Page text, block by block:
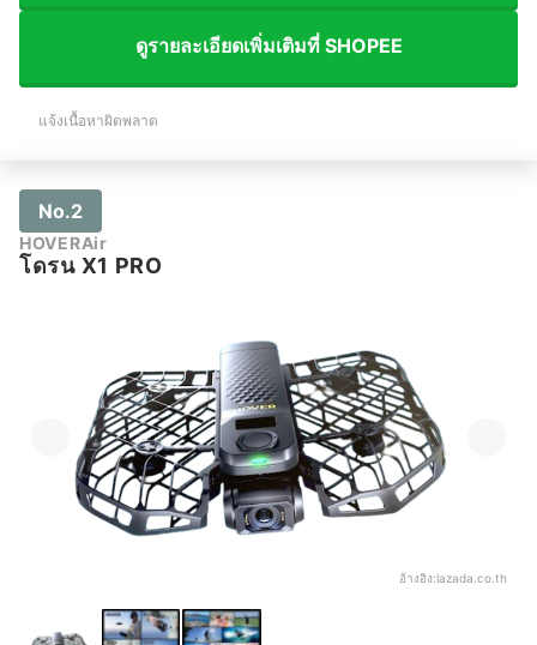
ดูรายละเอียดเพิ่มเติมที่ SHOPEE
แจ้งเนื้อหาผิดพลาด
No.2
HOVERAir
โดรน X1 PRO
อ้างอิง:lazada.co.th